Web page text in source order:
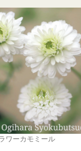
ワーカモミール